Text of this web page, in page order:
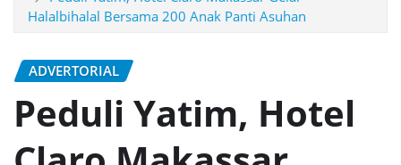
Halalbihalal Bersama 200 Anak Panti Asuhan
ADVERTORIAL
Peduli Yatim, Hotel